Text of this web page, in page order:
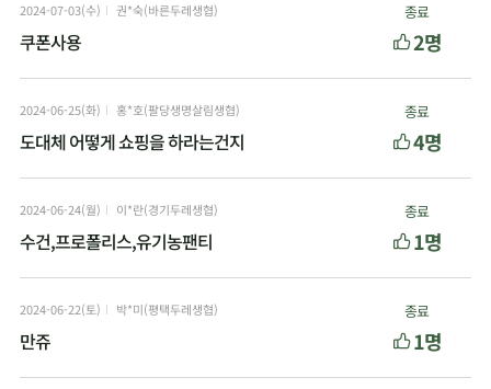
2024-07-03(수) 권*숙(바른두레생협)
쿠폰사용
종료
2명
2024-06-25(화) 홍*호(팔당생명살림생협)
도대체 어떻게 쇼핑을 하라는건지
종료
4명
2024-06-24(월) 이*란(경기두레생협)
수건,프로폴리스,유기농팬티
종료
1명
2024-06-22(토) 박*미(평택두레생협)
만쥬
종료
1명